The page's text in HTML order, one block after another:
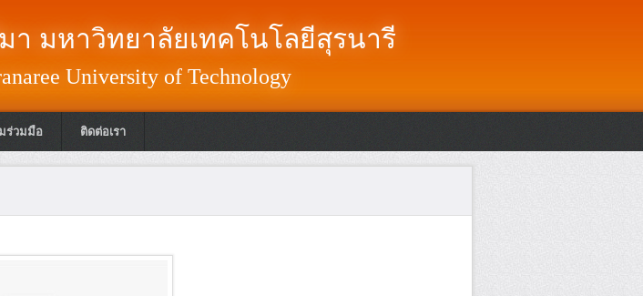
า มหาวิทยาลัยเทคโนโลยีสุรนารี
University of Technology
ร่วมมือ ติดต่อเรา